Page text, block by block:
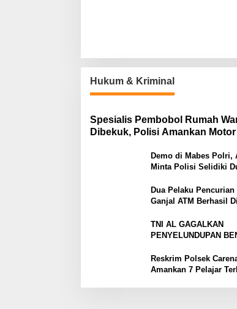
Hukum & Kriminal
Spesialis Pembobol Rumah
Dibekuk, Polisi Amankan
Demo di Mabes Polri,
Minta Polisi Selidiki
Abang
Dua Pelaku
Ganjal ATM Berhasil
TNI AL GAGALKAN
PENYELUNDUPAN
MILIAR
Reskrim Polsek
Amankan 7 Pelajar